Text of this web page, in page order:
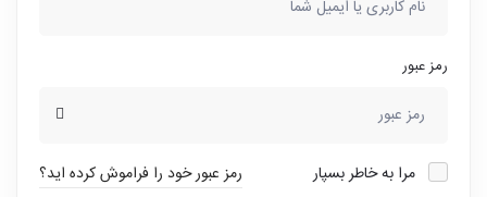
رمز عبور
مرا به خاطر بسپار رمز عبور خود را فراموش کرده اید؟